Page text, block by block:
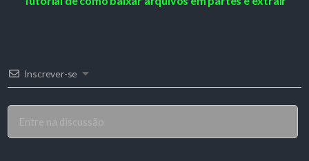
Inscrever-se